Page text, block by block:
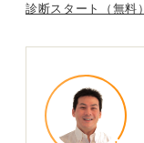
診断スタート（無料）